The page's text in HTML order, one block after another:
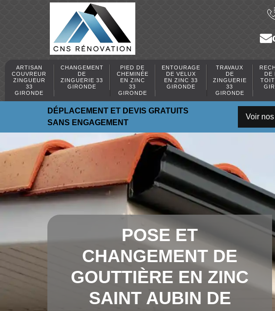
ARTISAN
COUVREUR
ZINGUEUR
33
GIRONDE
CHANGEMENT
DE
ZINGUERIE 33
GIRONDE
PIED DE
CHEMINÉE
EN ZINC
33
GIRONDE
ENTOURAGE
DE VELUX
EN ZINC 33
GIRONDE
TRAVAUX
DE
ZINGUERIE
33
GIRONDE
DE
DÉPLACEMENT ET DEVIS GRATUITS
SANS ENGAGEMENT
Voir
POSE ET
CHANGEMENT DE
GOUTTIÈRE EN ZINC
SAINT AUBIN DE